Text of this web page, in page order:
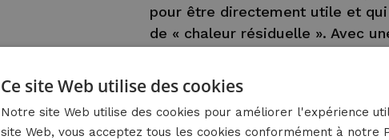
pour être directement utile et qui
de « chaleur résiduelle ». Avec
chaleur résiduelle à une
utilisable. Cela peut être
chaleur résiduelle des eaux
refroidissement industriels.
Ce site Web utilise des cookies
Notre site Web utilise des cookies pour améliorer l'expérience
site Web, vous acceptez tous les cookies conformément à notre